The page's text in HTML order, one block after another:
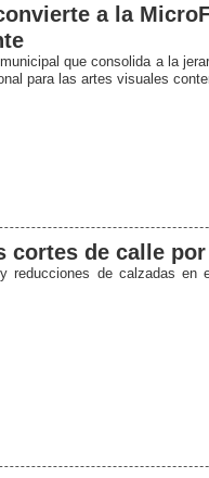
a la
que consolida a la
para las artes visuales
cortes de calle
reducciones de calzadas en